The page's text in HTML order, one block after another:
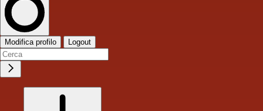
Modifica profilo Logout